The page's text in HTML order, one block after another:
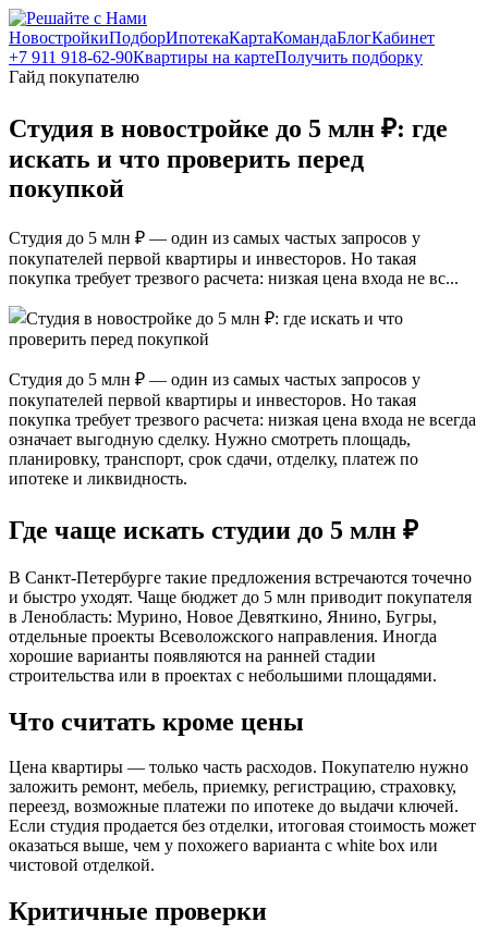
НовостройкиПодборИпотекаКартаКомандаБлогКабинет
+7 911 918-62-90Квартиры на картеПолучить подборку
Гайд покупателю
Студия в новостройке до 5 млн ₽: где
искать и что проверить перед
покупкой
Студия до 5 млн ₽ — один из самых частых запросов у
покупателей первой квартиры и инвесторов. Но такая
покупка требует трезвого расчета: низкая цена входа не вс...
Студия до 5 млн ₽ — один из самых частых запросов у
покупателей первой квартиры и инвесторов. Но такая
покупка требует трезвого расчета: низкая цена входа не всегда
означает выгодную сделку. Нужно смотреть площадь,
планировку, транспорт, срок сдачи, отделку, платеж по
ипотеке и ликвидность.
Где чаще искать студии до 5 млн ₽
В Санкт-Петербурге такие предложения встречаются точечно
и быстро уходят. Чаще бюджет до 5 млн приводит покупателя
в Ленобласть: Мурино, Новое Девяткино, Янино, Бугры,
отдельные проекты Всеволожского направления. Иногда
хорошие варианты появляются на ранней стадии
строительства или в проектах с небольшими площадями.
Что считать кроме цены
Цена квартиры — только часть расходов. Покупателю нужно
заложить ремонт, мебель, приемку, регистрацию, страховку,
переезд, возможные платежи по ипотеке до выдачи ключей.
Если студия продается без отделки, итоговая стоимость может
оказаться выше, чем у похожего варианта с white box или
чистовой отделкой.
Критичные проверки